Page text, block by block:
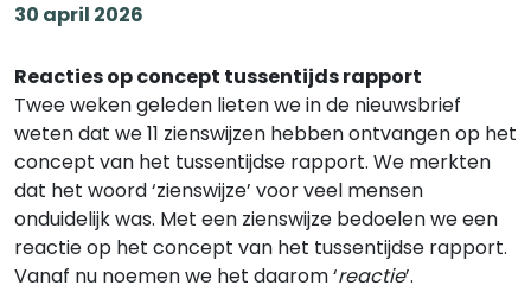
30 april 2026
Reacties op concept tussentijds rapport
Twee weken geleden lieten we in de nieuwsbrief
weten dat we 11 zienswijzen hebben ontvangen op het
concept van het tussentijdse rapport. We merkten
dat het woord ‘zienswijze’ voor veel mensen
onduidelijk was. Met een zienswijze bedoelen we een
reactie op het concept van het tussentijdse rapport.
Vanaf nu noemen we het daarom ‘reactie’.